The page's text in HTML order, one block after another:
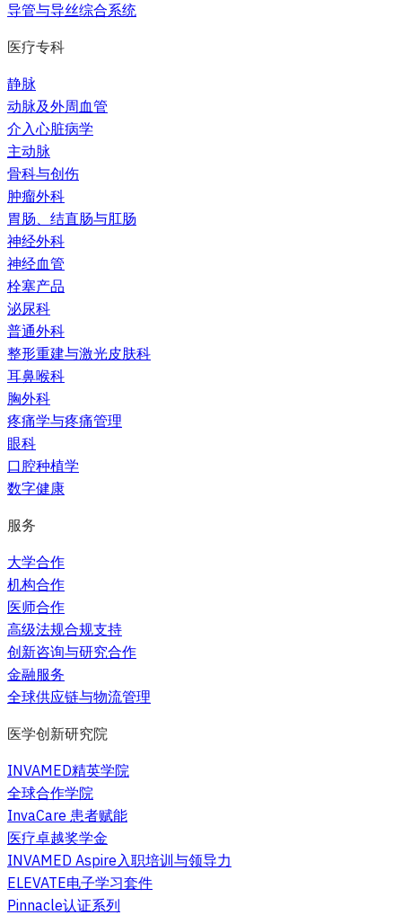
导管与导丝综合系统
医疗专科
静脉
动脉及外周血管
介入心脏病学
主动脉
骨科与创伤
肿瘤外科
胃肠、结直肠与肛肠
神经外科
神经血管
栓塞产品
泌尿科
普通外科
整形重建与激光皮肤科
耳鼻喉科
胸外科
疼痛学与疼痛管理
眼科
口腔种植学
数字健康
服务
大学合作
机构合作
医师合作
高级法规合规支持
创新咨询与研究合作
金融服务
全球供应链与物流管理
医学创新研究院
INVAMED精英学院
全球合作学院
InvaCare 患者赋能
医疗卓越奖学金
INVAMED Aspire入职培训与领导力
ELEVATE电子学习套件
Pinnacle认证系列